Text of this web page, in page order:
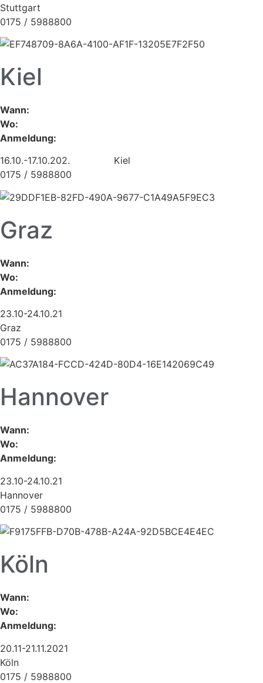
Stuttgart
0175 / 5988800
Kiel
Wann:
Wo:
Anmeldung:
16.10.-17.10.202. Kiel
0175 / 5988800
Graz
Wann:
Wo:
Anmeldung:
23.10-24.10.21
Graz
0175 / 5988800
Hannover
Wann:
Wo:
Anmeldung:
23.10-24.10.21
Hannover
0175 / 5988800
Köln
Wann:
Wo:
Anmeldung:
20.11-21.11.2021
Köln
0175 / 5988800